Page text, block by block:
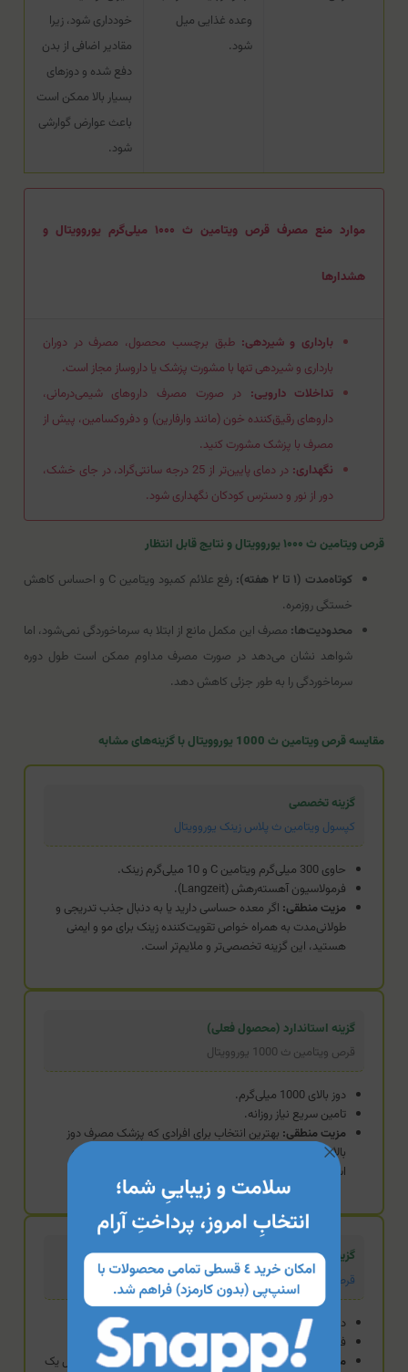
وعده غذایی میل
شود.
خودداری شود، زیرا
مقادیر اضافی از بدن
دفع شده و دوزهای
بسیار بالا ممکن است
باعث عوارض گوارشی
شود.
موارد منع مصرف قرص ویتامین ث ۱۰۰۰ میلی‌گرم یوروویتال و
هشدارها
بارداری و شیردهی: طبق برچسب محصول، مصرف در دوران
بارداری و شیردهی تنها با مشورت پزشک یا داروساز مجاز است.
تداخلات دارویی: در صورت مصرف داروهای شیمی‌درمانی،
داروهای رقیق‌کننده خون (مانند وارفارین) و دفروکسامین، پیش از
مصرف با پزشک مشورت کنید.
نگهداری:
در دمای پایین‌تر از 25 درجه سانتی‌گراد، در جای خشک،
دور از نور و دسترس کودکان نگهداری شود.
قرص ویتامین ث ۱۰۰۰ یوروویتال و نتایج قابل انتظار
کوتاه‌مدت (۱ تا ۲ هفته):
رفع علائم کمبود ویتامین C و احساس کاهش
خستگی روزمره.
محدودیت‌ها: مصرف این مکمل مانع از ابتلا به سرماخوردگی نمی‌شود، اما
شواهد نشان می‌دهد در صورت مصرف مداوم ممکن است طول دوره
سرماخوردگی را به طور جزئی کاهش دهد.
مقایسه قرص ویتامین ث 1000 یوروویتال با گزینه‌های مشابه
گزینه تخصصی
کپسول ویتامین ث پلاس زینک یوروویتال
حاوی 300 میلی‌گرم ویتامین C و 10 میلی‌گرم زینک.
فرمولاسیون آهسته‌رهش (Langzeit).
مزیت منطقی: اگر معده حساسی دارید یا به دنبال جذب تدریجی و
طولانی‌مدت به همراه خواص تقویت‌کننده زینک برای مو و ایمنی
هستید، این گزینه تخصصی‌تر و ملایم‌تر است.
گزینه استاندارد (محصول فعلی)
قرص ویتامین ث 1000 یوروویتال
دوز بالای 1000 میلی‌گرم.
تامین سریع نیاز روزانه.
مزیت منطقی: بهترین انتخاب برای افرادی که پزشک مصرف دوز
بالای ویتامین C را برای بازه زمانی مشخصی برایشان تجویز کرده
است.
گزینه اقتصادی
قرص جویدنی ویتامین ث 500 ویتامین لایف
دوز 500 میلی‌گرم.
فرم جویدنی با طعم انگور سیاه.
مزیت منطقی:اگر در بلع قرص‌های بزرگ مشکل دارید یا به دنبال یک